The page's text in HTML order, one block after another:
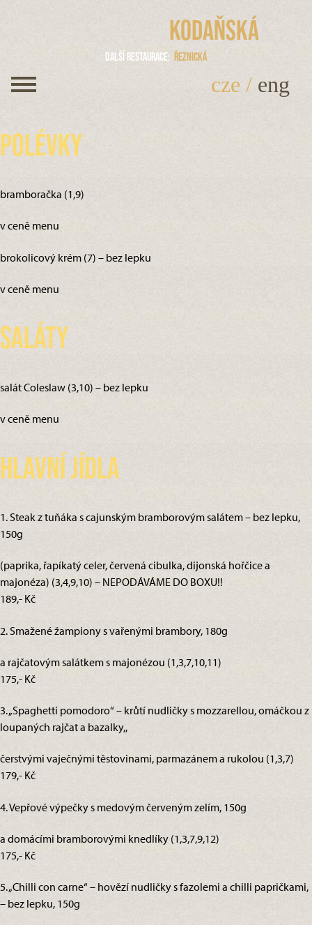
Kodaňská
Další restaurace Řeznická
cze / eng
Polévky
bramboračka (1,9)
v ceně menu
brokolicový krém (7) – bez lepku
v ceně menu
Saláty
salát Coleslaw (3,10) – bez lepku
v ceně menu
Hlavní jídla
1. Steak z tuňáka s cajunským bramborovým salátem – bez lepku,
150g
(paprika, řapíkatý celer, červená cibulka, dijonská hořčice a
majonéza) (3,4,9,10) – NEPODÁVÁME DO BOXU!!
189,- Kč
2. Smažené žampiony s vařenými brambory, 180g
a rajčatovým salátkem s majonézou (1,3,7,10,11)
175,- Kč
3. „Spaghetti pomodoro“ – krůtí nudličky s mozzarellou, omáčkou z
loupaných rajčat a bazalky,,
čerstvými vaječnými těstovinami, parmazánem a rukolou (1,3,7)
179,- Kč
4. Vepřové výpečky s medovým červeným zelím, 150g
a domácími bramborovými knedlíky (1,3,7,9,12)
175,- Kč
5. „Chilli con carne“ – hovězí nudličky s fazolemi a chilli papričkami,
– bez lepku, 150g